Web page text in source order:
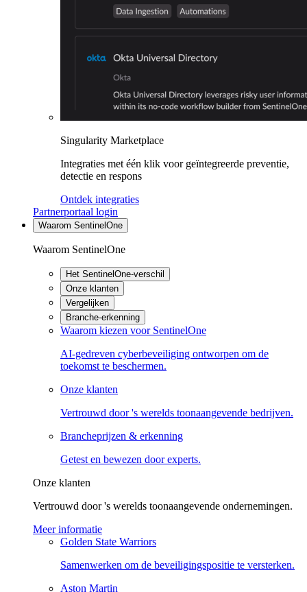
Singularity Marketplace
Integraties met één klik voor geïntegreerde preventie,
detectie en respons
Ontdek integraties
Partnerportaal login
Waarom SentinelOne
Waarom SentinelOne
Het SentinelOne-verschil
Onze klanten
Vergelijken
Branche-erkenning
Waarom kiezen voor SentinelOne
AI-gedreven cyberbeveiliging ontworpen om de
toekomst te beschermen.
Onze klanten
Vertrouwd door 's werelds toonaangevende bedrijven.
Brancheprijzen & erkenning
Getest en bewezen door experts.
Onze klanten
Vertrouwd door 's werelds toonaangevende ondernemingen.
Meer informatie
Golden State Warriors
Samenwerken om de beveiligingspositie te versterken.
Aston Martin